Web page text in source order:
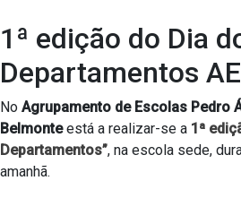
1ª edição do Dia
Departamentos
No Agrupamento de Escolas Pedro
Belmonteestá a realizar-se a 1ª
Departamentos”, na escola sede,
amanhã.